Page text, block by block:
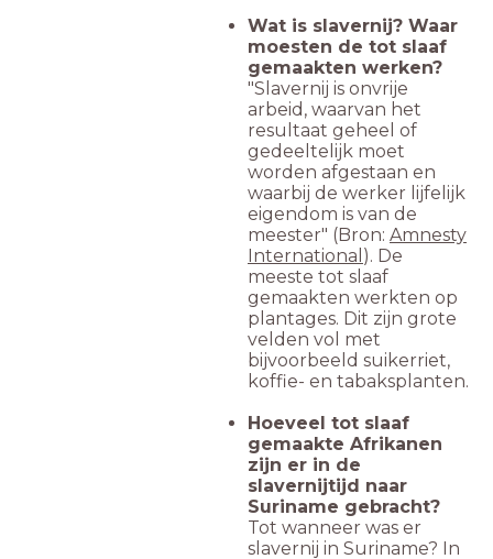
Wat is slavernij? Waar
moesten de tot slaaf
gemaakten werken?
"Slavernij is onvrije
arbeid, waarvan het
resultaat geheel of
gedeeltelijk moet
worden afgestaan en
waarbij de werker lijfelijk
eigendom is van de
meester" (Bron: Amnesty
International ). De
meeste tot slaaf
gemaakten werkten op
plantages. Dit zijn grote
velden vol met
bijvoorbeeld suikerriet,
koffie- en tabaksplanten.
Hoeveel tot slaaf
gemaakte Afrikanen
zijn er in de
slavernijtijd naar
Suriname gebracht?
Tot wanneer was er
slavernij in Suriname? In